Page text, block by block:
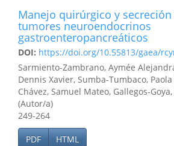
Manejo quirúrgico y
tumores neuroendocrinos
gastroenteropancreáticos
DOI: https://doi.org/10.55813/gaea/
Sarmiento-Zambrano, Aymée
Dennis Xavier, Sumba-Tumbaco,
Chávez, Samuel Mateo, Gallegos-
(Autor/a)
249-264
PDF HTML